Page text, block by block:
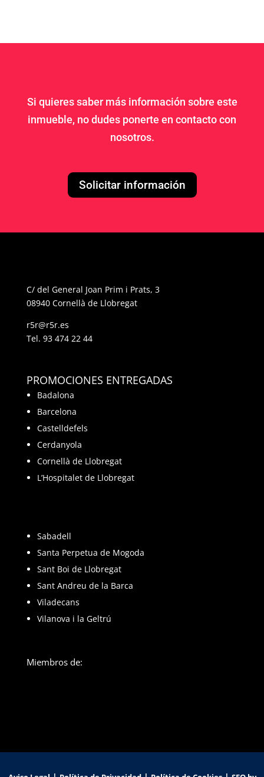
Si quieres saber más información sobre este
inmueble, no dudes ponerte en contacto con
nosotros.
Solicitar información
C/ del General Joan Prim i Prats, 3
08940 Cornellà de Llobregat
r5r@r5r.es
Tel. 93 474 22 44
PROMOCIONES ENTREGADAS
Badalona
Barcelona
Castelldefels
Cerdanyola
Cornellà de Llobregat
L’Hospitalet de Llobregat
Sabadell
Santa Perpetua de Mogoda
Sant Boi de Llobregat
Sant Andreu de la Barca
Viladecans
Vilanova i la Geltrú
Miembros de: